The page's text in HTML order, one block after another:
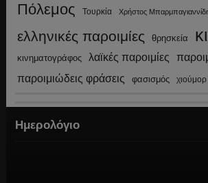
Πόλεμος Τουρκία Χρήστος
ελληνικές παροιμίες θρησκεία
κινηματογράφος λαϊκές παροιμίες
παροιμιώδεις φράσεις φασισμός χιούμορ
Ημερολόγιο